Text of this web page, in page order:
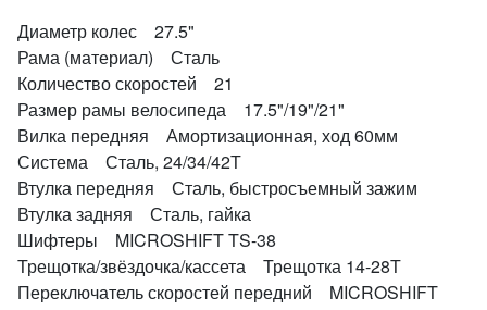
Диаметр колес 27.5"
Рама (материал) Сталь
Количество скоростей 21
Размер рамы велосипеда 17.5"/19"/21"
Вилка передняя Амортизационная, ход 60мм
Система Сталь, 24/34/42Т
Втулка передняя Сталь, быстросъемный зажим
Втулка задняя Сталь, гайка
Шифтеры MICROSHIFT TS-38
Трещотка/звёздочка/кассета Трещотка 14-28Т
Переключатель скоростей передний MICROSHIFT